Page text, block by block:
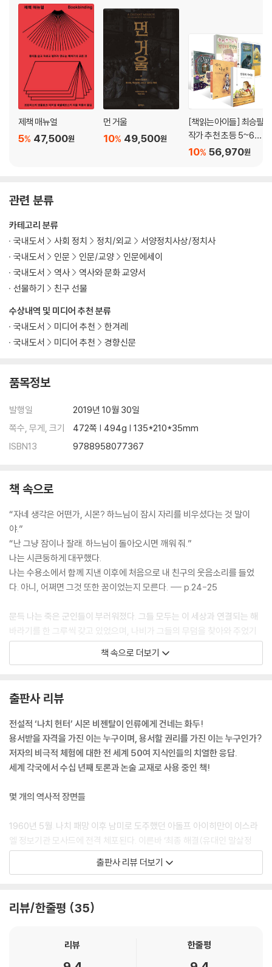
그러나 낙담하지 말아야 한다! / 프랭클린 H . 리텔
하느님이 침묵하셨고 당신이 침묵했듯이 / 휴버트 G . 로크
그의 인간성에 경의를 표하며 / 에릭 H . 로위
섣부른 용서는 악을 희석시킬 뿐 / 허버트 마르쿠제
값싼 은혜는 위험하지만 용서는 가치 있는 행동이다. / 마틴 E. 마티
그가 용서받지 못하고 죽도록 내버려 두라. / 신시아 오지크
화해는 불가능해도 용서는 가능했다. / 존 T . 폴리코우스키
유대인들의 지지와 기독교인들의 비난 / 데니스 프레이저
만약 킬링 필드의 살인자가 내게 용서를 구했다면 / 디트 프란
그것은 참회가 아니라 위선이었다. / 테렌스 프라이티
최악의 인간에게도 선한 본성은 남아 있기에 / 마티외 리카르
거기에 분명히 하느님이 계셨다. / 도로테 죌레
만약 그 나치가 깨어나 참회의 삶을 살았더라면 / 마네스 스페르베르
그 침묵은 희생자의 도덕적 승리였다. / 앙드레 스타인
그의 침묵에 담겨 있는 것들 / 네케이마 테크
참회의 진실성이 의심스러운 이유 / 조셉 텔러시킨
반세기 뒤의 질문이 의미를 가지려면 / 츠베탕 토도로프
나치 청년 카를에게 보내는 편지 / 아서 와스코우
중국 강제수용소에서의 기억을 떠올리며 / 해리 우
제책 매뉴얼
47,500원
5%
먼 거울
49,500원
10%
[책읽는아이들] 최승필
작가 추천 초등 5~6학
년 세트56,970원
10%
관련 분류
수상내역 및 미디어 추천 분류
국내도서
미디어 추천
한겨레
국내도서
미디어 추천 경향신문
카테고리 분류
국내도서
사회 정치 정치/외교
서양정치사상/정치사
국내도서
인문 인문/교양
인문에세이
국내도서
역사
역사와 문화 교양서
선물하기
친구 선물
품목정보
발행일
2019년 10월 30일
쪽수, 무게, 크기
472쪽 | 494g | 135*210*35mm
ISBN13
9788958077367
책 속으로
“자네 생각은 어떤가, 시몬? 하느님이 잠시 자리를 비우셨다는 것 말이
야.”
“난 그냥 잠이나 잘래. 하느님이 돌아오시면 깨워 줘.”
나는 시큰둥하게 대꾸했다.
나는 수용소에서 함께 지낸 이후에 처음으로 내 친구의 웃음소리를 들었
다. 아니, 어쩌면 그것 또한 꿈이었는지 모른다. --- p.24-25
문득 나는 죽은 군인들이 부러워졌다. 그들 모두는 이 세상과 연결되는 해
바라기를 한 그루씩 갖고 있었으며, 나비가 그들의 무덤을 찾아와 주었기
때문이다. 하지만 내겐 해바라기가 없었다. 내가 죽으면 그저 다른 시체들
과 함께 커다란 구덩이에 던져질 뿐이었다. 내가 누운 어둠 속에 햇빛을 가
그의 말대로 가까이 가자 침대 위에 놓인 사람의 모습을 좀 더 잘 알아볼 수
있었다. 이불 위에는 핏기 없는 잿빛 손이 놓여 있었고, 머리는 코와 입과
귀가 있는 곳에 뚫어 놓은 구멍을 제외하고는 두 눈까지 죄다 붕대로 감겨
있었다. 뭔가 비현실적인 기분이 들었다. 정말 무시무시한 상황이었다. 그
어지고 있는 장소까지도 말이다. --- p.50
“2층 창문에 어린아이를 안은 어떤 남자의 모습이 보이더군요. 그의 옷에
는 이미 불이 붙어 있었습니다. 옆에는 아이의 어머니인 듯한 여자가 서 있
었고요. 그 남자는 한 손으로 아이의 눈을 덮어서 가려 주고 있었습니
다……. 그러더니 그는 창밖으로 뛰어내렸습니다. 잠시 후에 아이의 어머니
도 뛰어내렸지요. 그때부터 다른 창문에서도 몸에 불이 붙은 사람들이 잇
님!” --- p.76
하느님이 있을 수 없었다. 단지 총통이 하느님의 자리를 대신했을 뿐이다.
책 속으로 더보기
출판사 리뷰
전설적 ‘나치 헌터’ 시몬 비젠탈이 인류에게 건네는 화두!
용서받을 자격을 가진 이는 누구이며, 용서할 권리를 가진 이는 누구인가?
저자의 비극적 체험에 대한 전 세계 50여 지식인들의 치열한 응답.
세계 각국에서 수십 년째 토론과 논술 교재로 사용 중인 책!
몇 개의 역사적 장면들
1960년 5월. 나치 패망 이후 남미로 도주했던 아돌프 아이히만이 이스라
엘 정보기관 모사드에 전격 체포된다. 이른바 ‘최종 해결(유대인 말살정
책)’의 총 책임자였던 특급 전범! 한나 아렌트로 하여금 『예루살렘의 아이
히만』이라는 필생의 역작을 집필하게 만든 바로 그 아이히만이다. 신분을
운 전설적 ‘나치 헌터’ 시몬 비젠탈이었다.
1969년. 한 유대인이 강제수용소에서 겪었던 비극적 체험을 담은 〈해바라
출판사 리뷰 더보기
리뷰/한줄평 35
리뷰 한줄평